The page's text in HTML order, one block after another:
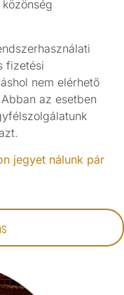
fizetési
nem elérhető
az esetben
jegyet nálunk pár